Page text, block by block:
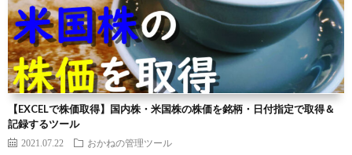
【EXCELで株価取得】国内株・米国株の株価を銘柄・日付指定で取得＆
記録するツール
2021.07.22 おかねの管理ツール